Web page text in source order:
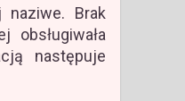
Brak
następuje